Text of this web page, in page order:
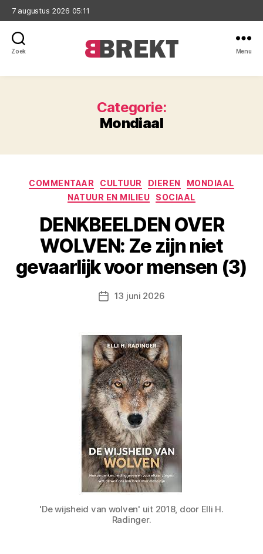
7 augustus 2026 05:11
Zoek Menu
Categorie:
Mondiaal
Categorieën
COMMENTAAR CULTUUR DIEREN
MONDIAAL
NATUUR EN MILIEU
SOCIAAL
DENKBEELDEN OVER
WOLVEN: Ze zijn niet
gevaarlijk voor mensen (3)
Berichtdatum
13 juni 2026
'De wijsheid van wolven' uit 2018, door Elli H.
Radinger.